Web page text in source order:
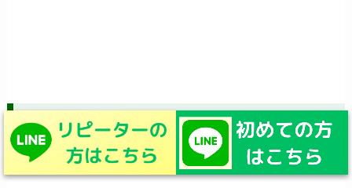
電話予約はコチラ
※施術中は留守番電話になる場合がございます※